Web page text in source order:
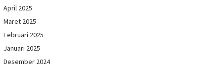
April 2025
Maret 2025
Februari 2025
Januari 2025
Desember 2024